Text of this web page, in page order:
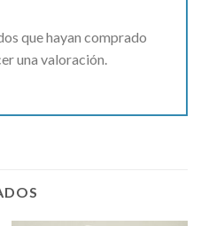
que hayan comprado
una valoración.